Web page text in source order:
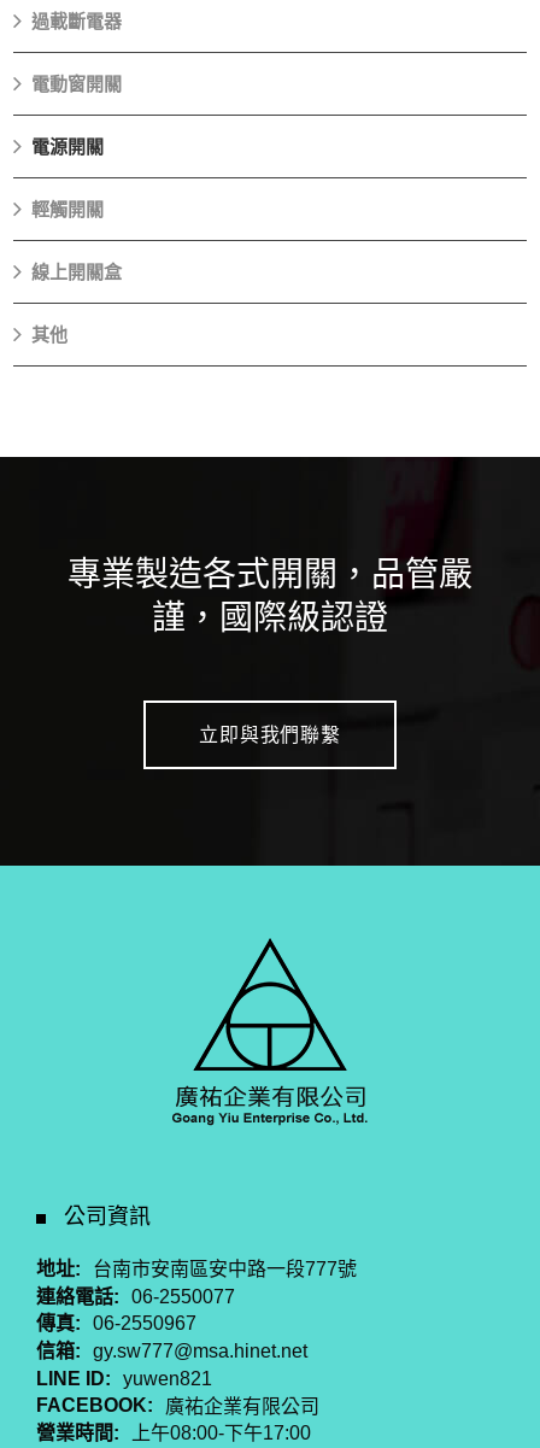
過載斷電器
電動窗開關
電源開關
輕觸開關
線上開關盒
其他
專業製造各式開關，品管嚴
謹，國際級認證
立即與我們聯繫
公司資訊
地址:
台南市安南區安中路一段777號
連絡電話:
06-2550077
傳真:
06-2550967
信箱:
gy.sw777@msa.hinet.net
LINE ID:
yuwen821
FACEBOOK:
廣祐企業有限公司
營業時間:
上午08:00-下午17:00